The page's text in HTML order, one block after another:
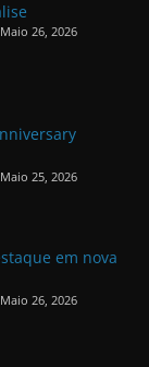
26, 2026
25, 2026
em nova
26, 2026